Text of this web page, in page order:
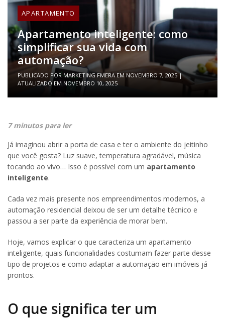
APARTAMENTO
Apartamento inteligente: como
simplificar sua vida com
automação?
PUBLICADO POR MARKETING FMERAEMNOVEMBRO 7, 2025|
ATUALIZADO EM NOVEMBRO 10, 2025
7 minutos para ler
Já imaginou abrir a porta de casa e ter o ambiente do jeitinho
que você gosta? Luz suave, temperatura agradável, música
tocando ao vivo… Isso é possível com um apartamento
inteligente.
Cada vez mais presente nos empreendimentos modernos, a
automação residencial deixou de ser um detalhe técnico e
passou a ser parte da experiência de morar bem.
Hoje, vamos explicar o que caracteriza um apartamento
inteligente, quais funcionalidades costumam fazer parte desse
tipo de projetos e como adaptar a automação em imóveis já
prontos.
O que significa ter um